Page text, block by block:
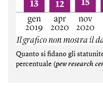
Quanto si fidano gli
percentuale (pew research